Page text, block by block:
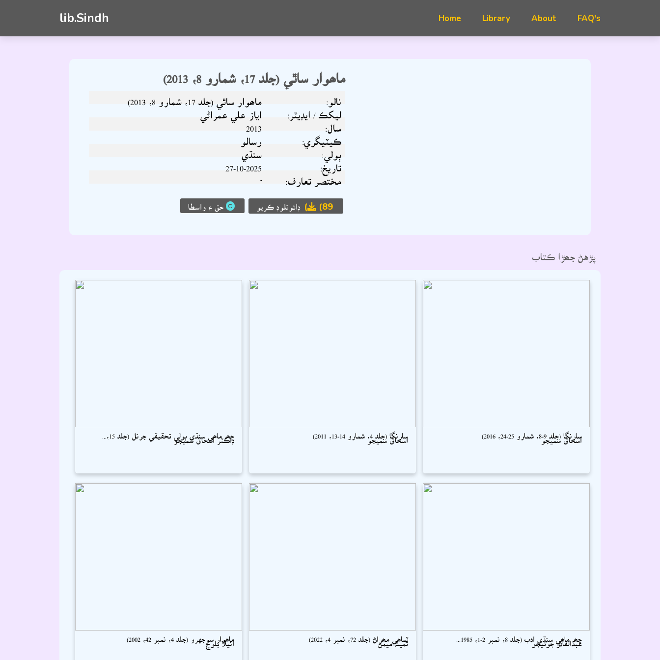
lib.Sindh FAQ's
ماھوار ساٿي (جلد 17، شمارو 8، 2013)
ماھوار ساٿي (جلد 17، شمارو 8، 2013) نالو:
اياز علي عمراڻي ليکڪ / ايڊيٽر:
سال:
رسالو ڪيٽيگري:
سنڌي ٻولي:
27-10-2025 تاريخ:
مختصر تعارف:
(89) ڊائونلوڊ ڪريو حق ۽ واسطا
پڙهڻ جھڙا ڪتاب
سارنگا (جلد 9-8، شمارو 25-24، 2016)
اسحاق سميجو
سارنگا (جلد 4، شمارو 14-13، 2011)
اسحاق سميجو
ڇھہ ماھي سنڌي ٻولي تحقيقي جرنل (جلد 15،...
ڊاڪٽر اسحاق سميجو
ڇھہ ماھي سنڌي ادب (جلد 8، نمبر 2-1، 1985...
عبدالقادر جوڻيجو
ٽماھي مھراڻ (جلد 72، نمبر 4، 2022)
ثمينہ ميمڻ
ماھوار سوجهرو (جلد 4، نمبر 42، 2002)
انيلا بلوچ